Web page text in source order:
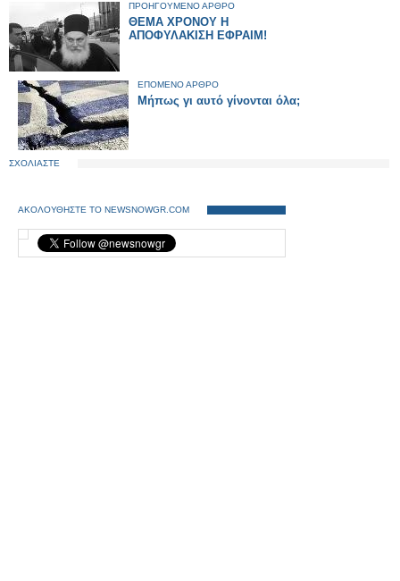
ΠΡΟΗΓΟΥΜΕΝΟ ΑΡΘΡΟ
ΘΕΜΑ ΧΡΟΝΟΥ Η
ΑΠΟΦΥΛΑΚΙΣΗ ΕΦΡΑΙΜ!
ΕΠΟΜΕΝΟ ΑΡΘΡΟ
Μήπως γι αυτό γίνονται όλα;
ΣΧΟΛΙΑΣΤΕ
ΑΚΟΛΟΥΘΗΣΤΕ ΤΟ NEWSNOWGR.COM